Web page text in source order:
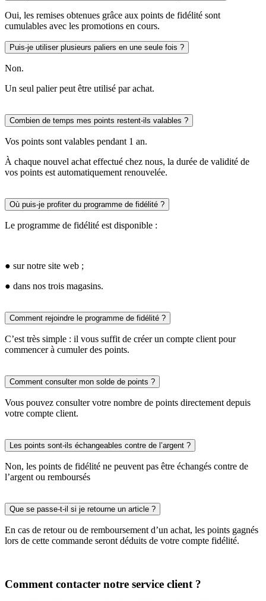
Oui, les remises obtenues grâce aux points de fidélité sont
cumulables avec les promotions en cours.
Puis-je utiliser plusieurs paliers en une seule fois ?
Non.
Un seul palier peut être utilisé par achat.
Combien de temps mes points restent-ils valables ?
Vos points sont valables pendant 1 an.
À chaque nouvel achat effectué chez nous, la durée de validité de
vos points est automatiquement renouvelée.
Où puis-je profiter du programme de fidélité ?
Le programme de fidélité est disponible :
● sur notre site web ;
● dans nos trois magasins.
Comment rejoindre le programme de fidélité ?
C’est très simple : il vous suffit de créer un compte client pour
commencer à cumuler des points.
Comment consulter mon solde de points ?
Vous pouvez consulter votre nombre de points directement depuis
votre compte client.
Les points sont-ils échangeables contre de l’argent ?
Non, les points de fidélité ne peuvent pas être échangés contre de
l’argent ou remboursés
Que se passe-t-il si je retourne un article ?
En cas de retour ou de remboursement d’un achat, les points gagnés
lors de cette commande seront déduits de votre compte fidélité.
Comment contacter notre service client ?